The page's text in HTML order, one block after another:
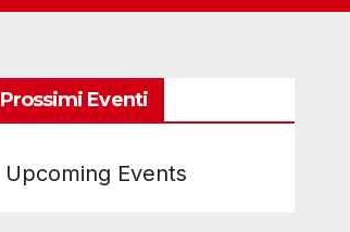
Prossimi Eventi
Upcoming Events